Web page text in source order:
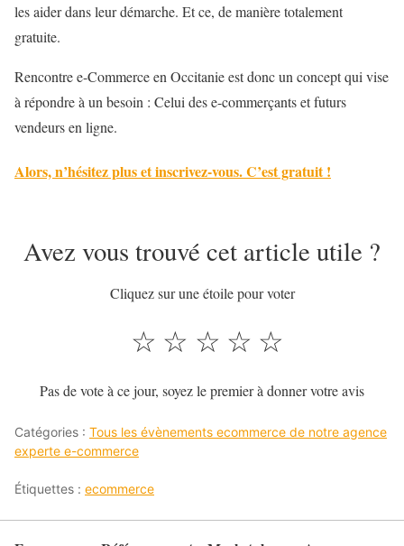
les aider dans leur démarche. Et ce, de manière totalement
gratuite.
Rencontre e-Commerce en Occitanie est donc un concept qui vise
à répondre à un besoin : Celui des e-commerçants et futurs
vendeurs en ligne.
Alors, n’hésitez plus et inscrivez-vous. C’est gratuit !
Avez vous trouvé cet article utile ?
Cliquez sur une étoile pour voter
☆
☆
☆
☆
☆
Pas de vote à ce jour, soyez le premier à donner votre avis
Catégories : Tous les évènements ecommerce de notre agence
experte e-commerce
Étiquettes : ecommerce